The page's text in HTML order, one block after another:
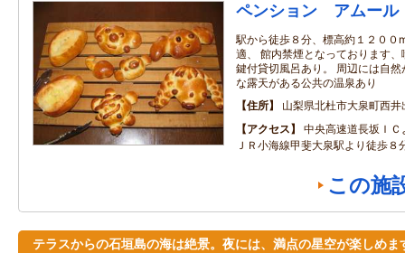
ペンション アムール
駅から徒歩８分、標高約１２００
適、 館内禁煙となっております
鍵付貸切風呂あり。 周辺には自
な露天がある公共の温泉あり
住所
山梨県北杜市大泉町西
アクセス
中央高速道長坂Ｉ
ＪＲ小海線甲斐大泉駅より徒歩８
この施
テラスからの石垣島の海は絶景。夜には、満点の星空が楽しめ